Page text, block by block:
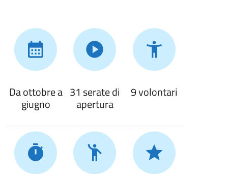
Da ottobre a
giugno
31 serate di
apertura
9 volontari